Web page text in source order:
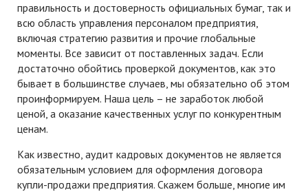
правильность и достоверность официальных бумаг, так и
всю область управления персоналом предприятия,
включая стратегию развития и прочие глобальные
моменты. Все зависит от поставленных задач. Если
достаточно обойтись проверкой документов, как это
бывает в большинстве случаев, мы обязательно об этом
проинформируем. Наша цель – не заработок любой
ценой, а оказание качественных услуг по конкурентным
ценам.
Как известно, аудит кадровых документов не является
обязательным условием для оформления договора
купли-продажи предприятия. Скажем больше, многие им